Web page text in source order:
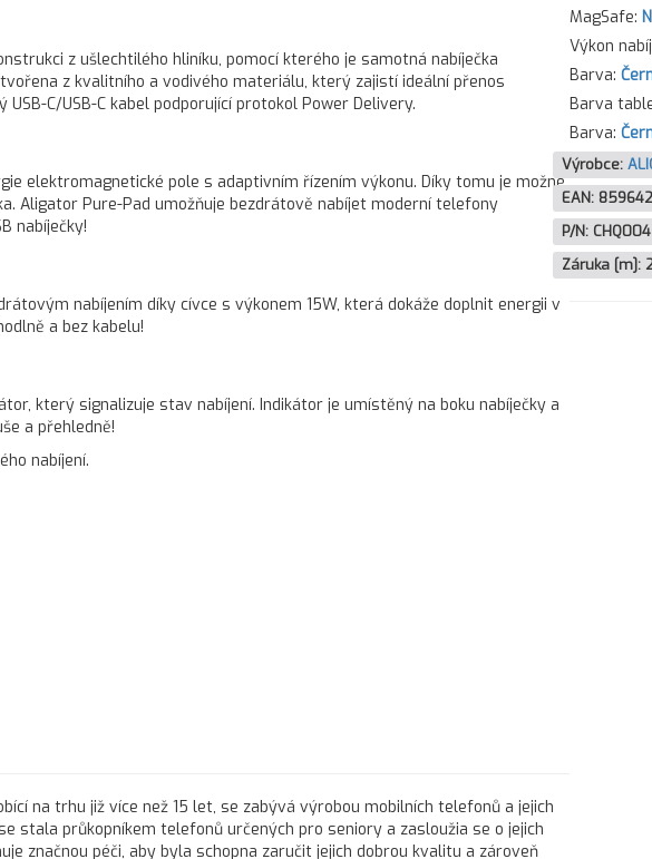
z ušlechtilého hliníku, pomocí kterého je samotná nabíječka
z kvalitního a vodivého materiálu, který zajistí ideální přenos
C/USB-C kabel podporující protokol Power Delivery.
elektromagnetické pole s adaptivním řízením výkonu. Díky tomu je možné
Aligator Pure-Pad umožňuje bezdrátově nabíjet moderní telefony
nabíječky!
nabíjením díky cívce s výkonem 15W, která dokáže doplnit energii v
a bez kabelu!
který signalizuje stav nabíjení. Indikátor je umístěný na boku nabíječky a
a přehledně!
nabíjení.
na trhu již více než 15 let, se zabývá výrobou mobilních telefonů a jejich
stala průkopníkem telefonů určených pro seniory a zasloužia se o jejich
značnou péči, aby byla schopna zaručit jejich dobrou kvalitu a zároveň
MagSafe:
Výkon
Barva:
Barva
Barva:
Výrobce:
EAN:
P/N: CHQ004
Záruka [m]: